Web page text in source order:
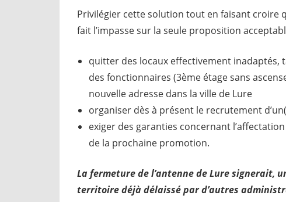
Privilégier cette solution tout en faisant croire
fait l’impasse sur la seule proposition
quitter des locaux effectivement inadaptés,
des fonctionnaires (3ème étage sans
nouvelle adresse dans la ville de Lure
organiser dès à présent le recrutement
exiger des garanties concernant
de la prochaine promotion.
La fermeture de l’antenne de Lure signerait,
territoire déjà délaissé par d’autres